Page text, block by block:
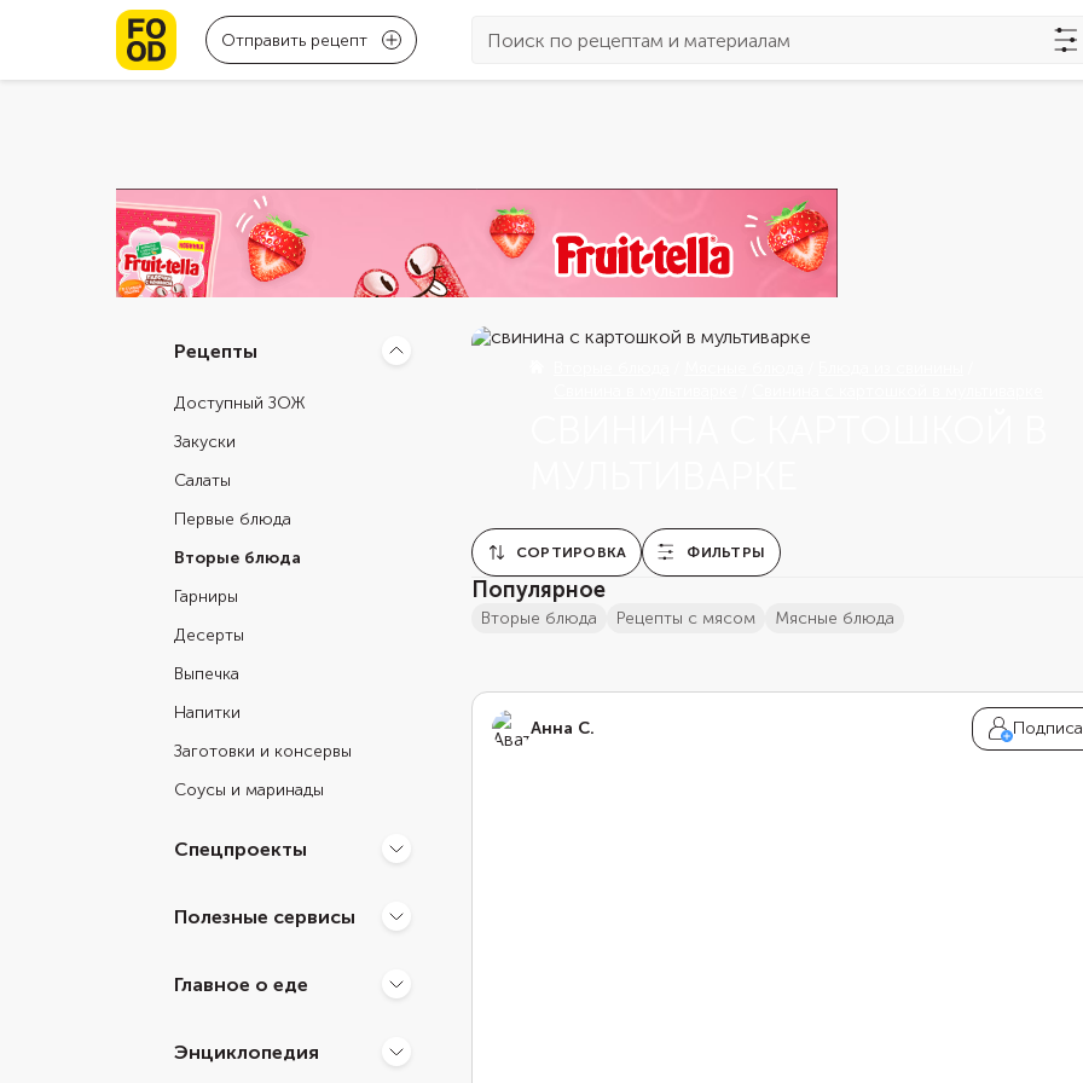
Отправить рецепт
Рецепты
Доступный ЗОЖ
Закуски
Салаты
Первые блюда
Вторые блюда
Гарниры
Десерты
Выпечка
Напитки
Заготовки и консервы
Соусы и маринады
Спецпроекты
Полезные сервисы
Главное о еде
Энциклопедия
СОРТИРОВКА ФИЛЬТРЫ
Популярное
вторые блюда Рецепты с мясом мясные блюда
Анна С.